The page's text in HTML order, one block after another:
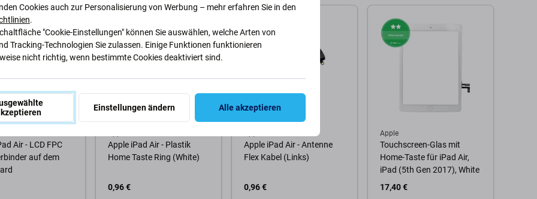
Zum Warenkorb Zum Warenkorb
Air - LCD FPC
auf dem
Apple iPad Air - Plastik
Home Taste Ring (White)
0,96 €
Apple iPad Air - Antenne
Flex Kabel (Links)
0,96 €
Apple
Touchscreen-Glas mit
Home-Taste für iPad Air,
iPad (5th Gen 2017), White
17,40 €
Cookies auch zur Personalisierung von Werbung – mehr erfahren Sie in den
.
"Cookie-Einstellungen" können Sie auswählen, welche Arten von
Tracking-Technologien Sie zulassen. Einige Funktionen funktionieren
nicht richtig, wenn bestimmte Cookies deaktiviert sind.
Einstellungen ändern Alle akzeptieren